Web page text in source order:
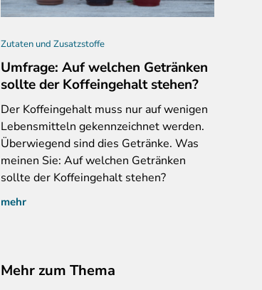
Zutaten und Zusatzstoffe
Umfrage: Auf welchen Getränken
sollte der Koffeingehalt stehen?
Der Koffeingehalt muss nur auf wenigen
Lebensmitteln gekennzeichnet werden.
Überwiegend sind dies Getränke. Was
meinen Sie: Auf welchen Getränken
sollte der Koffeingehalt stehen?
mehr
Mehr zum Thema